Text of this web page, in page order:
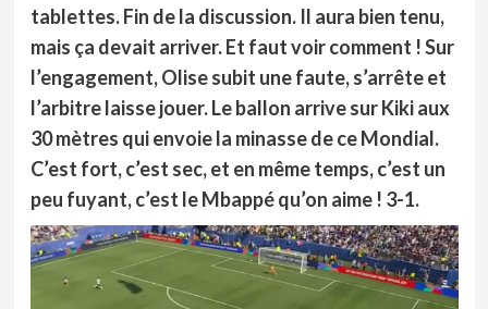
tablettes. Fin de la discussion. Il aura bien tenu,
mais ça devait arriver. Et faut voir comment ! Sur
l’engagement, Olise subit une faute, s’arrête et
l’arbitre laisse jouer. Le ballon arrive sur Kiki aux
30 mètres qui envoie la minasse de ce Mondial.
C’est fort, c’est sec, et en même temps, c’est un
peu fuyant, c’est le Mbappé qu’on aime ! 3-1.